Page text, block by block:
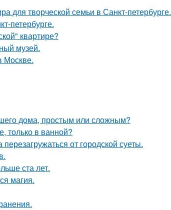
для творческой семьи в Санкт-петербурге.
петербурге.
квартире?
музей.
Москве.
дома, простым или сложным?
только в ванной?
от городской суеты.
ста лет.
магия.